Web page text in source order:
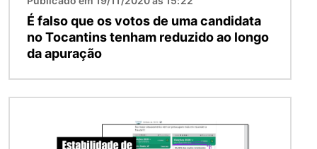
É falso que os votos de uma candidata
no Tocantins tenham reduzido ao longo
da apuração